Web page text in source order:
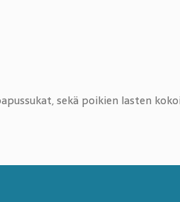
sekä poikien lasten